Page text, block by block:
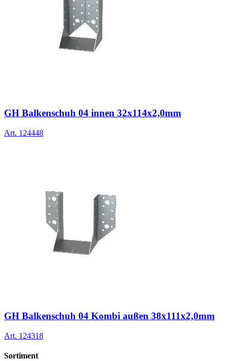
GH Balkenschuh 04 innen 32x114x2,0mm
Art. 124448
GH Balkenschuh 04 Kombi außen 38x111x2,0mm
Art. 124318
Sortiment